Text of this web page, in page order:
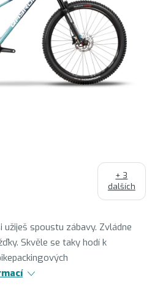
spoustu zábavy. Zvládne
Skvěle se taky hodí k
+ 3
dalších